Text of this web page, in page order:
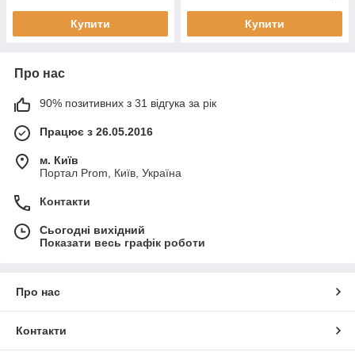
Купити Купити
Про нас
90% позитивних з 31 відгука за рік
Працює з 26.05.2016
м. Київ
Портал Prom, Київ, Україна
Контакти
Сьогодні вихідний
Показати весь графік роботи
Про нас
Контакти